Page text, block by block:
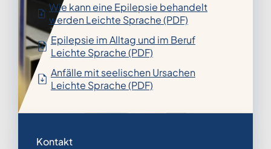
Wie kann eine Epilepsie behandelt
werden Leichte Sprache (PDF)
Epilepsie im Alltag und im Beruf
Leichte Sprache (PDF)
Anfälle mit seelischen Ursachen
Leichte Sprache (PDF)
Kontakt